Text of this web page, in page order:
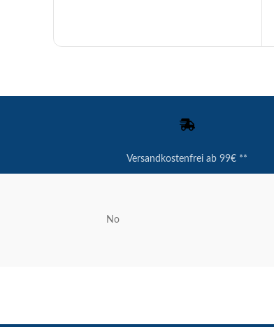
Versandkostenfrei ab 99€ **
No